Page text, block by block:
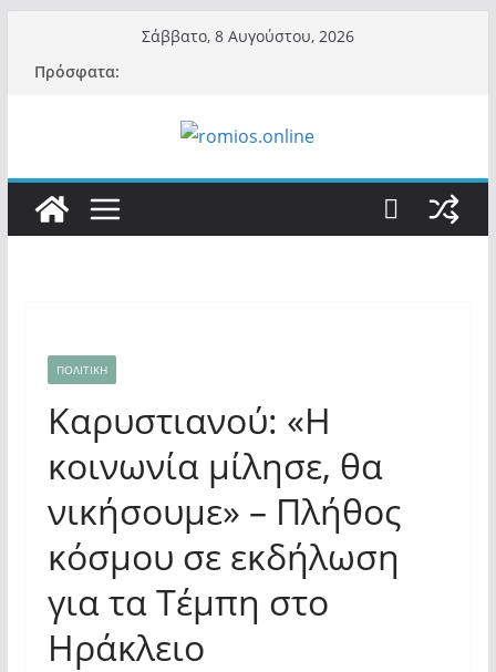
περιεχόμενο
Σάββατο, 8 Αυγούστου, 2026
Πρόσφατα:
ΠΟΛΙΤΙΚΗ
Καρυστιανού: «Η
κοινωνία μίλησε, θα
νικήσουμε» – Πλήθος
κόσμου σε εκδήλωση
για τα Τέμπη στο
Ηράκλειο